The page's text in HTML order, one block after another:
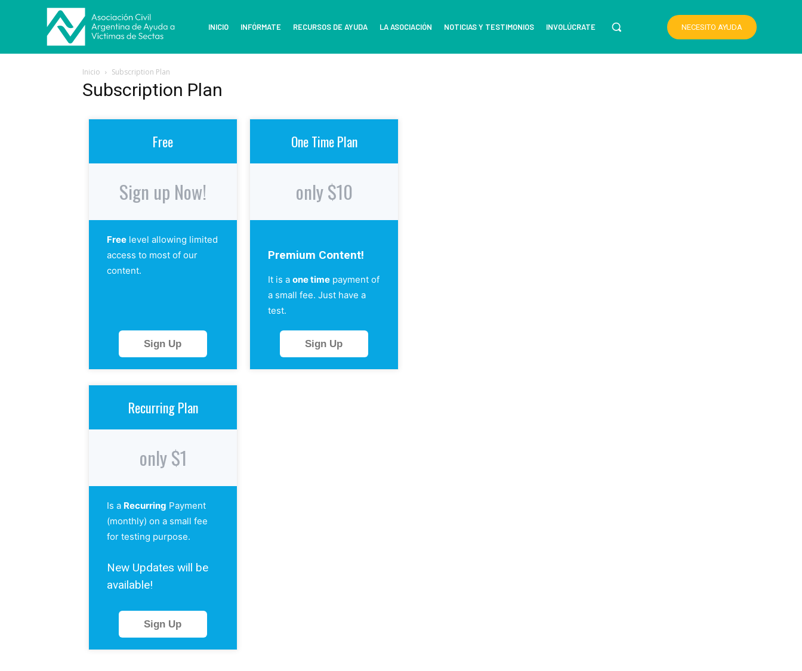
INICIO INFÓRMATE RECURSOS DE AYUDA LA ASOCIACIÓN NOTICIAS Y TESTIMONIOS INVOLÚCRATE NECESITO AYUDA
Inicio Subscription Plan
Subscription Plan
Free
Sign up Now!
Free level allowing limited
access to most of our
content.
Sign Up
One Time Plan
only $10
Premium Content!
It is a one time payment of
a small fee. Just have a
test.
Sign Up
Recurring Plan
only $1
Is a Recurring Payment
(monthly) on a small fee
for testing purpose.
New Updates will be
available!
Sign Up